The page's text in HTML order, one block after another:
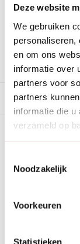
Deze website
We gebruiken
personaliseren,
en om ons
informatie over
partners voor
partners
informatie die u
verzameld op
Noodzakelijk
Voorkeuren
Statistieken
14dagen
28 jaar
de
Nieuw:
Haal
Stel een
Product
Plus- en
Door de
tuin.
Handvat is
Eigenlijk te